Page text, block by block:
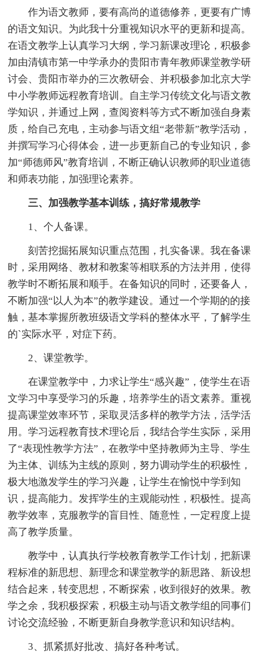
作为语文教师，要有高尚的道德修养，更要有广博
的语文知识。为此我十分重视知识水平的更新和提高。
在语文教学上认真学习大纲，学习新课改理论，积极参
加由清镇市第一中学承办的贵阳市青年教师课堂教学研
讨会、贵阳市举办的三次教研会、并积极参加北京大学
中小学教师远程教育培训。自主学习传统文化与语文教
学知识，并通过上网，查阅资料等方式不断加强自身素
质，给自己充电，主动参与语文组“老带新”教学活动，
并撰写学习心得体会，进一步更新自己的专业知识，参
加“师德师风”教育培训，不断正确认识教师的职业道德
和师表功能，加强理论素养。
三、加强教学基本训练，搞好常规教学
1、个人备课。
刻苦挖掘拓展知识重点范围，扎实备课。我在备课
时，采用网络、教材和教案等相联系的方法并用，使得
教学时不断拓展和顺手。在备知识的同时，还要备人，
不断加强“以人为本”的教学建设。通过一个学期的的接
触，基本掌握所教班级语文学科的整体水平，了解学生
的`实际水平，对症下药。
2、课堂教学。
在课堂教学中，力求让学生“感兴趣”，使学生在语
文学习中享受学习的乐趣，培养学生的语文素养。重视
提高课堂效率环节，采取灵活多样的教学方法，活学活
用。学习远程教育技术理论后，我结合学生实际，采用
了“表现性教学方法”，在教学中坚持教师为主导、学生
为主体、训练为主线的原则，努力调动学生的积极性，
极大地激发学生的学习兴趣，让学生在愉悦中学到知
识，提高能力。发挥学生的主观能动性，积极性。提高
教学效率，克服教学的盲目性、随意性，一定程度上提
高了教学质量。
教学中，认真执行学校教育教学工作计划，把新课
程标准的新思想、新理念和课堂教学的新思路、新设想
结合起来，转变思想，不断探索，收到很好的效果。教
学之余，我积极探索，积极主动与语文教学组的同事们
讨论交流经验，不断更新自身教学意识和知识结构。
3、抓紧抓好批改、搞好各种考试。